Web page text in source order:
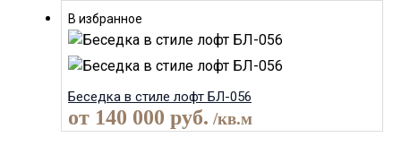
В избранное
Беседка в стиле лофт БЛ-056
от 140 000 руб. /кв.м